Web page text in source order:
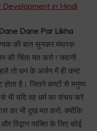
in Hindi
Dane Dane Par Likha
की बात सुनकर मंथरक
की चिंता मत करो ! जवानी
तो धन के अर्जन में ही कष्ट
है। जितने कष्टों से मनुष्य
यदि वह धर्म का संचय करे
का भी दुख मत करो, क्योंकि
विद्वान व्यक्ति के लिए कोई